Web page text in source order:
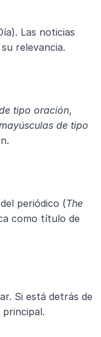
Las noticias
relevancia.
tipo oración,
de tipo
periódico (The
como título de
Si está detrás de